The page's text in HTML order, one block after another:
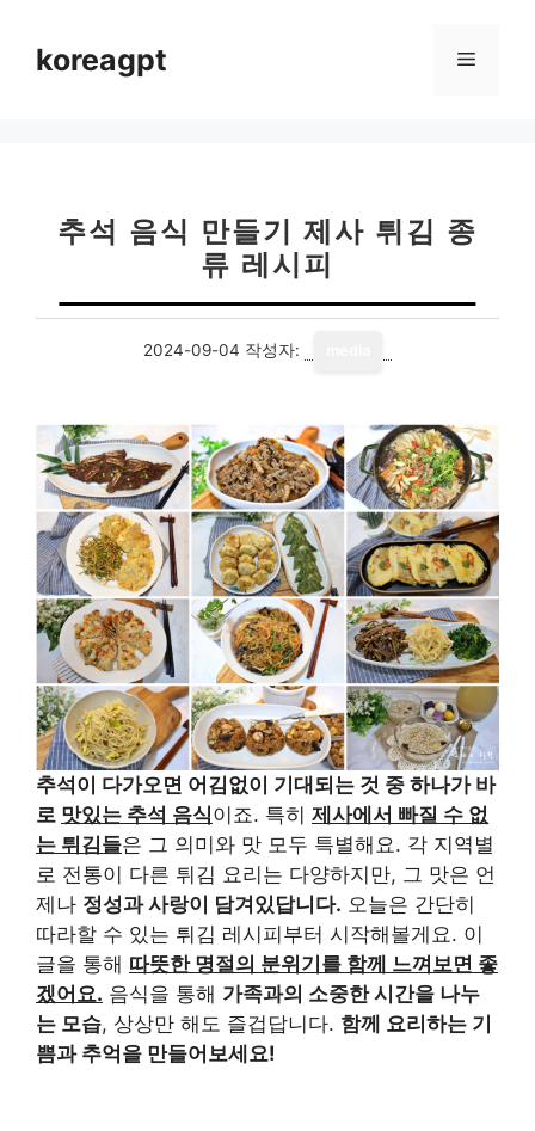
koreagpt 메
추석 음식 만들기 제사 튀김 종
류 레시피
2024-09-04 작성자:
추석이 다가오면 어김없이 기대되는 것 중 하나가 바
로 맛있는 추석 음식이죠. 특히 제사에서 빠질 수 없
는 튀김들은 그 의미와 맛 모두 특별해요. 각 지역별
로 전통이 다른 튀김 요리는 다양하지만, 그 맛은 언
제나 정성과 사랑이 담겨있답니다. 오늘은 간단히
따라할 수 있는 튀김 레시피부터 시작해볼게요. 이
글을 통해 따뜻한 명절의 분위기를 함께 느껴보면 좋
겠어요. 음식을 통해 가족과의 소중한 시간을 나누
는 모습, 상상만 해도 즐겁답니다. 함께 요리하는 기
쁨과 추억을 만들어보세요!